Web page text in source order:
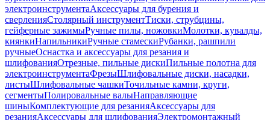
электроинструментаАксессуары для бурения и
сверленияСтолярный инструментТиски, струбцины,
гейферные зажимыРучные пилы, ножовкиМолотки, кувалды,
киянкиНапильникиРучные стамескиРубанки, рашпили
ручныеОснастка и аксессуары для резания и
шлифованияОтрезные, пильные дискиПильные полотна для
электроинструментаФрезыШлифовальные диски, насадки,
листыШлифовальные чашкиТочильные камни, круги,
сегментыПолировальные валыНаправляющие
шиныКомплектующие для резанияАксессуары для
резанияАксессуары для шлифованияЭлектромонтажный